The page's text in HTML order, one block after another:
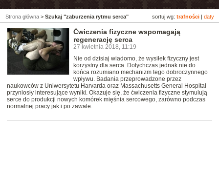
sortuj wg: trafności daty
Strona główna > Szukaj "zaburzenia rytmu serca"
Ćwiczenia fizyczne wspomagają
regenerację serca
27 kwietnia 2018, 11:19
Nie od dzisiaj wiadomo, że wysiłek fizyczny jest
korzystny dla serca. Dotychczas jednak nie do
końca rozumiano mechanizm tego dobroczynnego
wpływu. Badania przeprowadzone przez
naukowców z Uniwersytetu Harvarda oraz Massachusetts General Hospital
przyniosły interesujące wyniki. Okazuje się, że ćwiczenia fizyczne stymulują
serce do produkcji nowych komórek mięśnia sercowego, zarówno podczas
normalnej pracy jak i po zawale.